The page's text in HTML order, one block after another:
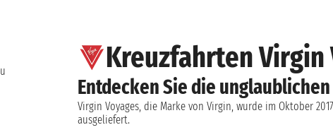
Kreuzfahrten Virgin
Entdecken Sie die
Virgin Voyages, die Marke von Virgin, wurde im Oktober
ausgeliefert.